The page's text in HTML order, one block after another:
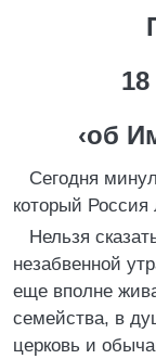
18
‹об
Сегодня
который
Нельзя
незабвенной
еще вполне
семейства, в
церковь и